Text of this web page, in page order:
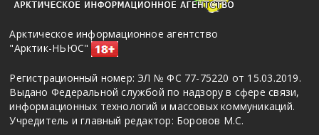
Арктическое информационное агентство
"Арктик-НЬЮС"
Регистрационный номер: ЭЛ № ФС 77-75220 от 15.03.2019.
Выдано Федеральной службой по надзору в сфере связи,
информационных технологий и массовых коммуникаций.
Учредитель и главный редактор: Боровов М.С.